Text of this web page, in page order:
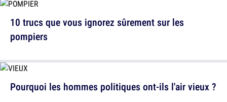
Pourquoi les hommes politiques ont-ils l'air vieux ?
10 trucs que vous ignorez sûrement sur les
pompiers